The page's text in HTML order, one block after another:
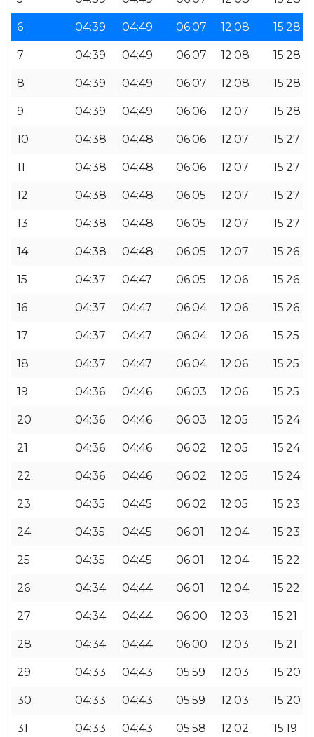
6 04:39 04:49 06:07 12:08 15:28
7 04:39 04:49 06:07 12:08 15:28
8 04:39 04:49 06:07 12:08 15:28
9 04:39 04:49 06:06 12:07 15:28
10 04:38 04:48 06:06 12:07 15:27
11 04:38 04:48 06:06 12:07 15:27
12 04:38 04:48 06:05 12:07 15:27
13 04:38 04:48 06:05 12:07 15:27
14 04:38 04:48 06:05 12:07 15:26
15 04:37 04:47 06:05 12:06 15:26
16 04:37 04:47 06:04 12:06 15:26
17 04:37 04:47 06:04 12:06 15:25
18 04:37 04:47 06:04 12:06 15:25
19 04:36 04:46 06:03 12:06 15:25
20 04:36 04:46 06:03 12:05 15:24
21 04:36 04:46 06:02 12:05 15:24
22 04:36 04:46 06:02 12:05 15:24
23 04:35 04:45 06:02 12:05 15:23
24 04:35 04:45 06:01 12:04 15:23
25 04:35 04:45 06:01 12:04 15:22
26 04:34 04:44 06:01 12:04 15:22
27 04:34 04:44 06:00 12:03 15:21
28 04:34 04:44 06:00 12:03 15:21
29 04:33 04:43 05:59 12:03 15:20
30 04:33 04:43 05:59 12:03 15:20
31 04:33 04:43 05:58 12:02 15:19